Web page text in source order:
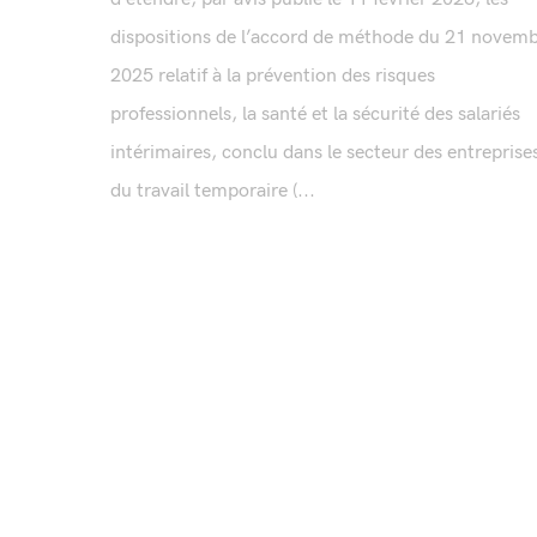
dispositions de l’accord de méthode du 21
2025 relatif à la prévention des risques
professionnels, la santé et la sécurité des salariés
intérimaires, conclu dans le secteur des
du travail temporaire (...